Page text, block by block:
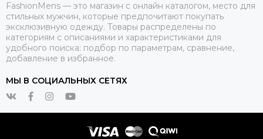
FashionMens — это магазин с онлайн каталогом, место для
стильных мужчин, которые предпочитают покупать
эксклюзивную одежду. Товары распределены по
категориям с описаниями и характеристиками для
удобного поиска: подбор по параметрам, сравнение,
добавление в избранное.
МЫ В СОЦИАЛЬНЫХ СЕТЯХ